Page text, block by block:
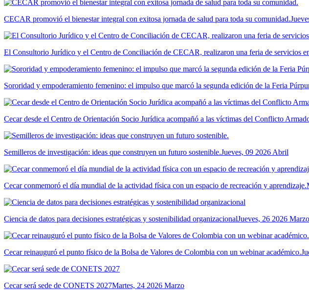
CECAR promovió el bienestar integral con exitosa jornada de salud para toda su comunidad.
El Consultorio Jurídico y el Centro de Conciliación de CECAR, realizaron una feria de servicios
Sororidad y empoderamiento femenino: el impulso que marcó la segunda edición de la Feria
Cecar desde el Centro de Orientación Socio Jurídica acompañó a las víctimas del Conflicto
Semilleros de investigación: ideas que construyen un futuro sostenible.Jueves, 09 2026 Abril
Cecar conmemoró el día mundial de la actividad física con un espacio de recreación y aprendizaje.
Ciencia de datos para decisiones estratégicas y sostenibilidad organizacionalJueves, 26 2026 Marzo
Cecar reinauguró el punto físico de la Bolsa de Valores de Colombia con un webinar académico.
Cecar será sede de CONETS 2027Martes, 24 2026 Marzo